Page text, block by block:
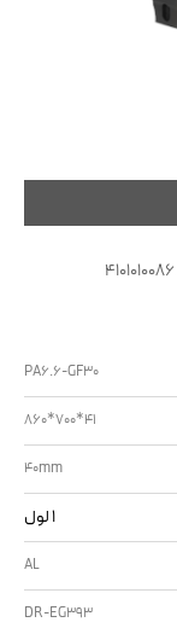
PA6.6-GF30
860*700*41
40mm
1 لول
AL
DR-EG393